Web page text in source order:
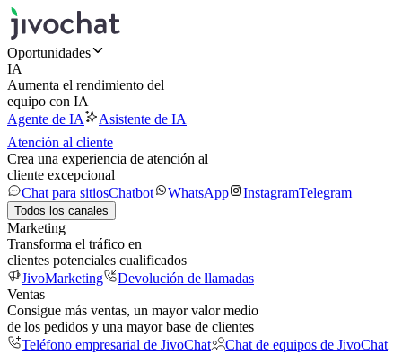
Oportunidades
IA
Aumenta el rendimiento del
equipo con IA
Agente de IA
Asistente de IA
Atención al cliente
Crea una experiencia de atención al
cliente excepcional
Chat para sitiosChatbot WhatsApp InstagramTelegram
Todos los canales
Marketing
Transforma el tráfico en
clientes potenciales cualificados
JivoMarketing
Devolución de llamadas
Ventas
Consigue más ventas, un mayor valor medio
de los pedidos y una mayor base de clientes
Teléfono empresarial de JivoChat
Chat de equipos de JivoChat